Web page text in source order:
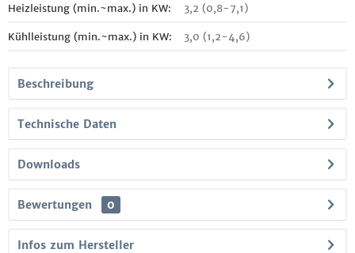
Heizleistung (min.~max.) in KW: 3,2 (0,8-7,1)
Kühlleistung (min.~max.) in KW: 3,0 (1,2-4,6)
Beschreibung
Technische Daten
Downloads
Bewertungen 0
Infos zum Hersteller